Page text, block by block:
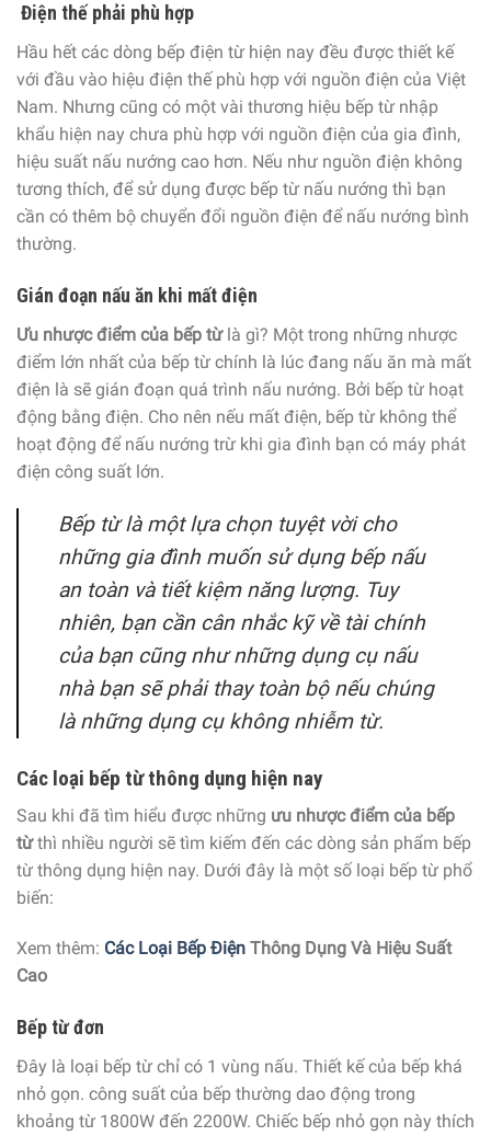
Điện thế phải phù hợp
Hầu hết các dòng bếp điện từ hiện nay đều được thiết kế
với đầu vào hiệu điện thế phù hợp với nguồn điện của Việt
Nam. Nhưng cũng có một vài thương hiệu bếp từ nhập
khẩu hiện nay chưa phù hợp với nguồn điện của gia đình,
hiệu suất nấu nướng cao hơn. Nếu như nguồn điện không
tương thích, để sử dụng được bếp từ nấu nướng thì bạn
cần có thêm bộ chuyển đổi nguồn điện để nấu nướng bình
thường.
Gián đoạn nấu ăn khi mất điện
Ưu nhược điểm của bếp từlà gì? Một trong những nhược
điểm lớn nhất của bếp từ chính là lúc đang nấu ăn mà mất
điện là sẽ gián đoạn quá trình nấu nướng. Bởi bếp từ hoạt
động bằng điện. Cho nên nếu mất điện, bếp từ không thể
hoạt động để nấu nướng trừ khi gia đình bạn có máy phát
điện công suất lớn.
Bếp từ là một lựa chọn tuyệt vời cho
những gia đình muốn sử dụng bếp nấu
an toàn và tiết kiệm năng lượng. Tuy
nhiên, bạn cần cân nhắc kỹ về tài chính
của bạn cũng như những dụng cụ nấu
nhà bạn sẽ phải thay toàn bộ nếu chúng
là những dụng cụ không nhiễm từ.
Các loại bếp từ thông dụng hiện nay
Sau khi đã tìm hiểu được những ưu nhược điểm của bếp
từthì nhiều người sẽ tìm kiếm đến các dòng sản phẩm bếp
từ thông dụng hiện nay. Dưới đây là một số loại bếp từ phổ
biến:
Xem thêm: Các Loại Bếp Điện Thông Dụng Và Hiệu Suất
Cao
Bếp từ đơn
Đây là loại bếp từ chỉ có 1 vùng nấu. Thiết kế của bếp khá
nhỏ gọn. công suất của bếp thường dao động trong
khoảng từ 1800W đến 2200W. Chiếc bếp nhỏ gọn này thích